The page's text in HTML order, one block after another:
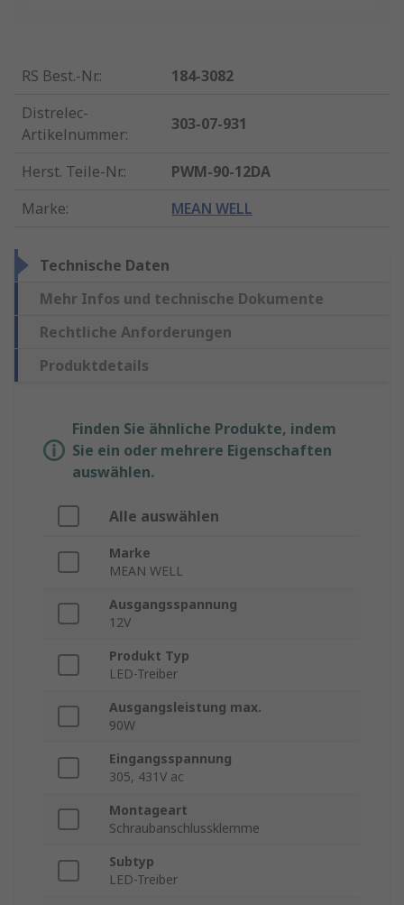
RS Best.-Nr.:
184-3082
Distrelec-
Artikelnummer:
303-07-931
Herst. Teile-Nr.:
PWM-90-12DA
Marke: MEAN WELL
Technische Daten
Mehr Infos und technische Dokumente
Rechtliche Anforderungen
Produktdetails
Finden Sie ähnliche Produkte, indem
Sie ein oder mehrere Eigenschaften
auswählen.
Alle auswählen
Marke
MEAN WELL
Ausgangsspannung
12V
Produkt Typ
LED-Treiber
Ausgangsleistung max.
90W
Eingangsspannung
305, 431V ac
Montageart
Schraubanschlussklemme
Subtyp
LED-Treiber